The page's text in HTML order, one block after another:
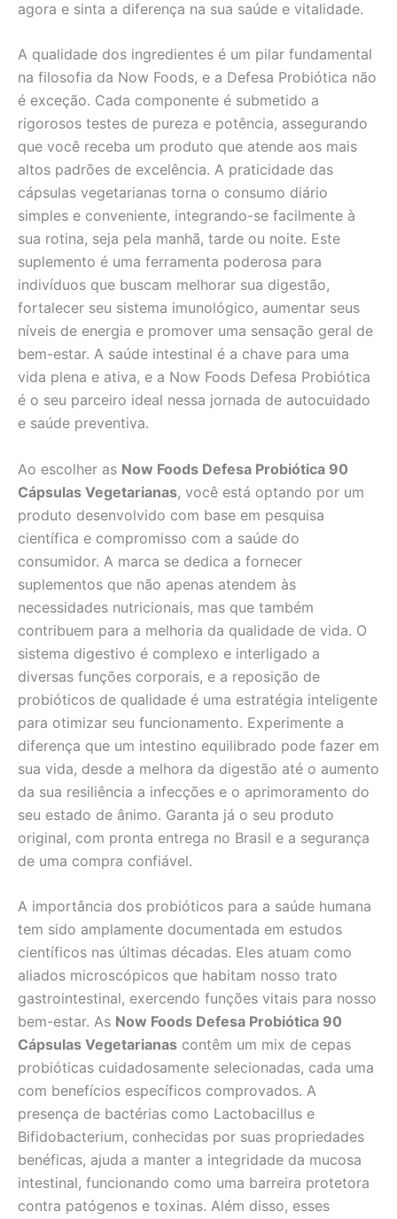
agora e sinta a diferença na sua saúde e vitalidade.
A qualidade dos ingredientes é um pilar fundamental
na filosofia da Now Foods, e a Defesa Probiótica não
é exceção. Cada componente é submetido a
rigorosos testes de pureza e potência, assegurando
que você receba um produto que atende aos mais
altos padrões de excelência. A praticidade das
cápsulas vegetarianas torna o consumo diário
simples e conveniente, integrando-se facilmente à
sua rotina, seja pela manhã, tarde ou noite. Este
suplemento é uma ferramenta poderosa para
indivíduos que buscam melhorar sua digestão,
fortalecer seu sistema imunológico, aumentar seus
níveis de energia e promover uma sensação geral de
bem-estar. A saúde intestinal é a chave para uma
vida plena e ativa, e a Now Foods Defesa Probiótica
é o seu parceiro ideal nessa jornada de autocuidado
e saúde preventiva.
Ao escolher as Now Foods Defesa Probiótica 90
Cápsulas Vegetarianas, você está optando por um
produto desenvolvido com base em pesquisa
científica e compromisso com a saúde do
consumidor. A marca se dedica a fornecer
suplementos que não apenas atendem às
necessidades nutricionais, mas que também
contribuem para a melhoria da qualidade de vida. O
sistema digestivo é complexo e interligado a
diversas funções corporais, e a reposição de
probióticos de qualidade é uma estratégia inteligente
para otimizar seu funcionamento. Experimente a
diferença que um intestino equilibrado pode fazer em
sua vida, desde a melhora da digestão até o aumento
da sua resiliência a infecções e o aprimoramento do
seu estado de ânimo. Garanta já o seu produto
original, com pronta entrega no Brasil e a segurança
de uma compra confiável.
A importância dos probióticos para a saúde humana
tem sido amplamente documentada em estudos
científicos nas últimas décadas. Eles atuam como
aliados microscópicos que habitam nosso trato
gastrointestinal, exercendo funções vitais para nosso
bem-estar. As Now Foods Defesa Probiótica 90
Cápsulas Vegetarianas contêm um mix de cepas
probióticas cuidadosamente selecionadas, cada uma
com benefícios específicos comprovados. A
presença de bactérias como Lactobacillus e
Bifidobacterium, conhecidas por suas propriedades
benéficas, ajuda a manter a integridade da mucosa
intestinal, funcionando como uma barreira protetora
contra patógenos e toxinas. Além disso, esses